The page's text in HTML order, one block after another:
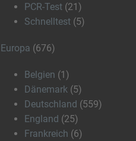
PCR-Test (21)
Schnelltest (5)
Europa (676)
Belgien (1)
Dänemark (5)
Deutschland (559)
England (25)
Frankreich (6)